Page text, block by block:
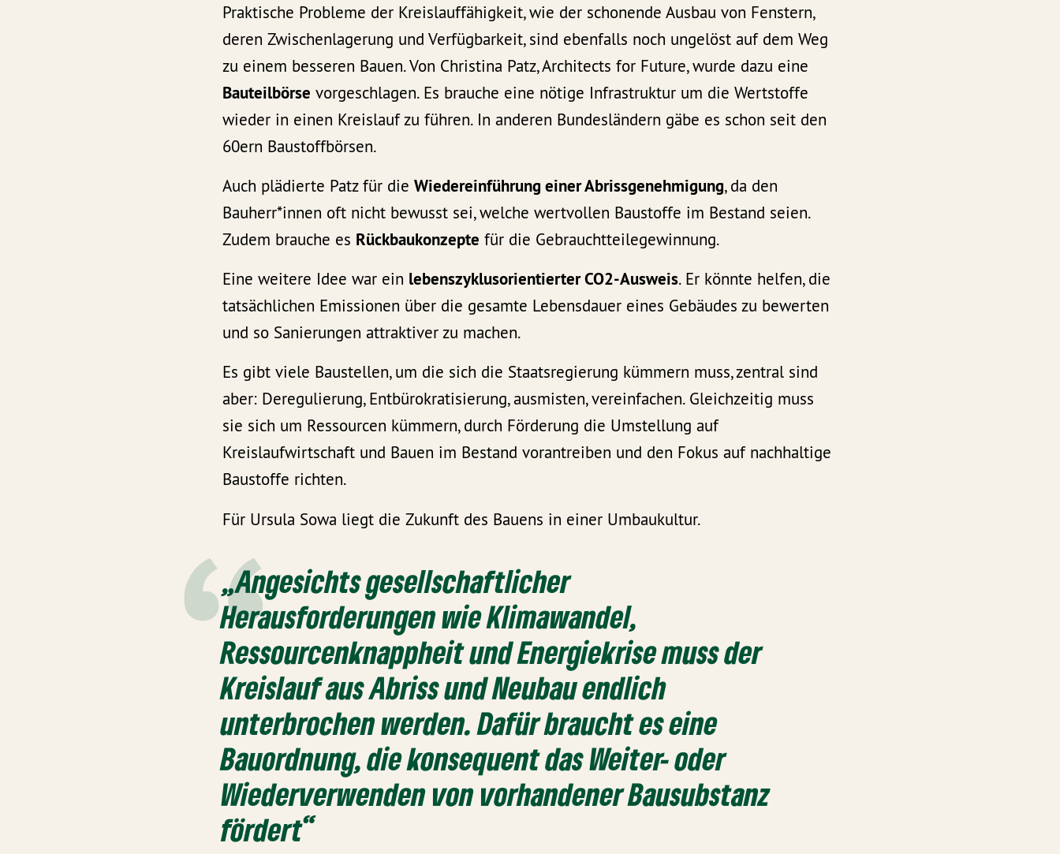
Praktische Probleme der Kreislauffähigkeit, wie der schonende Ausbau von Fenstern,
deren Zwischenlagerung und Verfügbarkeit, sind ebenfalls noch ungelöst auf dem Weg
zu einem besseren Bauen. Von Christina Patz, Architects for Future, wurde dazu eine
Bauteilbörse vorgeschlagen. Es brauche eine nötige Infrastruktur um die Wertstoffe
wieder in einen Kreislauf zu führen. In anderen Bundesländern gäbe es schon seit den
60ern Baustoffbörsen.
Auch plädierte Patz für dieWiedereinführung einer Abrissgenehmigung, da den
Bauherr*innen oft nicht bewusst sei, welche wertvollen Baustoffe im Bestand seien.
Zudem brauche es Rückbaukonzepte für die Gebrauchtteilegewinnung.
Eine weitere Idee war ein lebenszyklusorientierter CO2-Ausweis. Er könnte helfen, die
tatsächlichen Emissionen über die gesamte Lebensdauer eines Gebäudes zu bewerten
und so Sanierungen attraktiver zu machen.
Es gibt viele Baustellen, um die sich die Staatsregierung kümmern muss, zentral sind
aber: Deregulierung, Entbürokratisierung, ausmisten, vereinfachen. Gleichzeitig muss
sie sich um Ressourcen kümmern, durch Förderung die Umstellung auf
Kreislaufwirtschaft und Bauen im Bestand vorantreiben und den Fokus auf nachhaltige
Baustoffe richten.
Für Ursula Sowa liegt die Zukunft des Bauens in einer Umbaukultur.
„Angesichts gesellschaftlicher
Herausforderungen wie Klimawandel,
Ressourcenknappheit und Energiekrise muss der
Kreislauf aus Abriss und Neubau endlich
unterbrochen werden. Dafür braucht es eine
Bauordnung, die konsequent das Weiter- oder
Wiederverwenden von vorhandener Bausubstanz
fördert“